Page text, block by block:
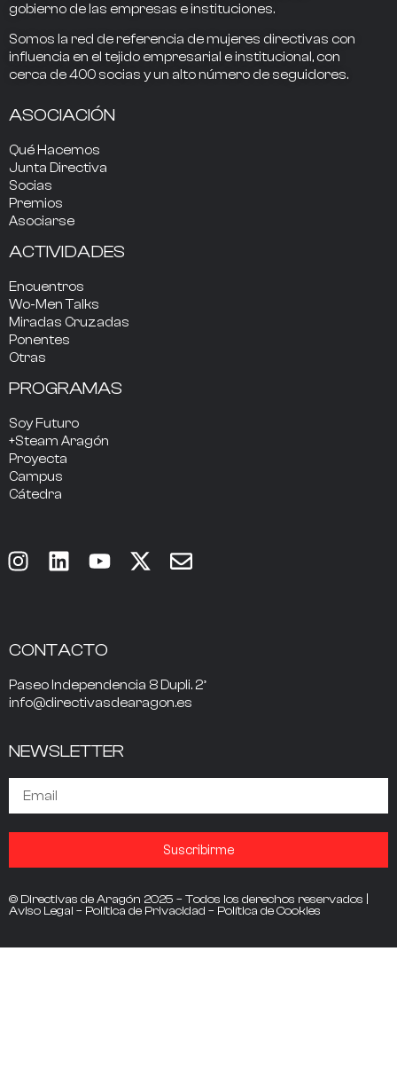
gobierno de las empresas e instituciones.
Somos la red de referencia de mujeres directivas con
influencia en el tejido empresarial e institucional, con
cerca de400 socias y un alto número de seguidores.
ASOCIACIÓN
Qué Hacemos
Junta Directiva
Socias
Premios
Asociarse
ACTIVIDADES
Encuentros
Wo-Men Talks
Miradas Cruzadas
Ponentes
Otras
PROGRAMAS
Soy Futuro
+Steam Aragón
Proyecta
Campus
Cátedra
CONTACTO
Paseo Independencia 8 Dupli. 2º
info@directivasdearagon.es
NEWSLETTER
Suscribirme
© Directivas de Aragón 2025 – Todos los derechos reservados |
Aviso Legal – Política de Privacidad – Política de Cookies